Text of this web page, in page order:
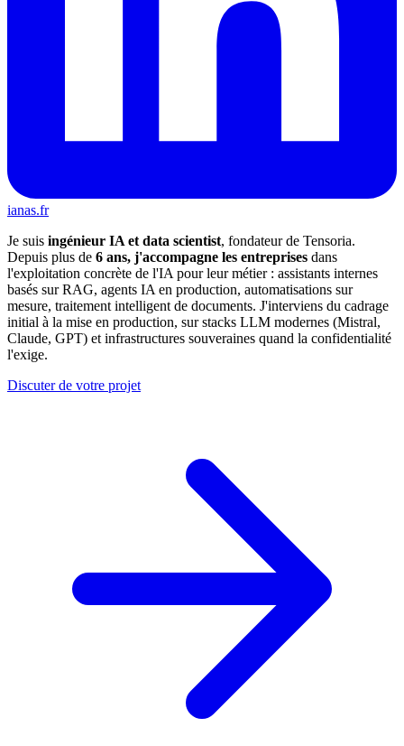
ianas.fr
Je suis ingénieur IA et data scientist, fondateur de Tensoria.
Depuis plus de 6 ans, j'accompagne les entreprises dans
l'exploitation concrète de l'IA pour leur métier : assistants internes
basés sur RAG, agents IA en production, automatisations sur
mesure, traitement intelligent de documents. J'interviens du cadrage
initial à la mise en production, sur stacks LLM modernes (Mistral,
Claude, GPT) et infrastructures souveraines quand la confidentialité
l'exige.
Discuter de votre projet